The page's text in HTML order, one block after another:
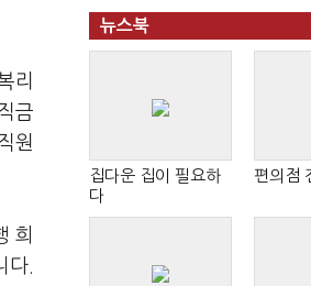
리
금
원
희
.
뉴스북
집다운 집이 필요하
다
편의점